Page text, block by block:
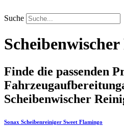
Inhalt
springen
Suche
Finde die passenden
Fahrzeugaufbereitung
Scheibenwischer
Sonax Scheibenreiniger Sweet Flamingo